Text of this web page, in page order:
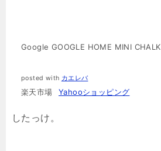
Google GOOGLE HOME MINI CHALK
posted with カエレバ
楽天市場 Yahooショッピング
したっけ。